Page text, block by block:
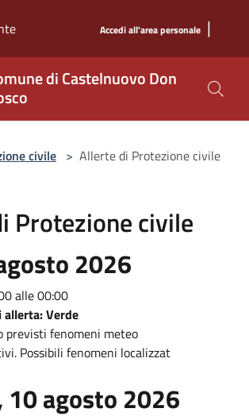
Accedi all'area personale |
di Castelnuovo Don
civile > Allerte di Protezione civile
Protezione civile
2026
alle 00:00
allerta: Verde
previsti fenomeni meteo
Possibili fenomeni localizzat
10 agosto 2026